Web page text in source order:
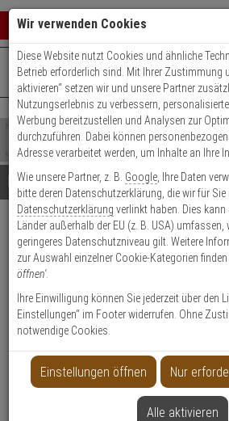
Warenkorb schließen
0 ARTIKEL IM
Ihr
Ergebnisse ()
Shop
durchsuchen
Bitte
geben
Sie
mindestens
Zeichen
ein,
um
Suche
Es
wurde
noch
Kategorien
Suche
gestartet
+49 (0)821 899 493-0Mo. - Do.: 8:00 - 16:30
Kontaktservice nutzen
Details Beratung
tedee Adapter für
Zylinder B-Ware
Produktmerkmale
Datenblatt drucken
Produktinformationen
Zustand:Verpackung beschädigt, Siegel
Wir verwenden Cookies
Diese Website nutzt Cookies und ähnliche
Betrieb erforderlich sind. Mit Ihrer Zustimmung
aktivieren“ setzen wir und unsere Partner
Nutzungserlebnis zu verbessern,
Werbung bereitzustellen und Analysen zur
durchzuführen. Dabei können
Adresse verarbeitet werden, um Inhalte an Ihre
Wie unsere Partner, z. B. Google , Ihre Daten
bitte deren Datenschutzerklärung, die wir für Sie
Datenschutzerklärung verlinkt haben. Dies
Länder außerhalb der EU (z. B. USA)
geringeres Datenschutzniveau gilt. Weitere
zur Auswahl einzelner Cookie-Kategorien
öffnen'.
Ihre Einwilligung können Sie jederzeit über den
Einstellungen“ im Footer widerrufen. Ohne
notwendige Cookies.
Einstellungen öffnen Nur
Alle aktivieren